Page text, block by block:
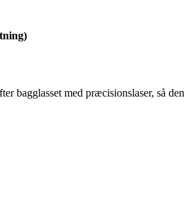
bagglasset med præcisionslaser, så den